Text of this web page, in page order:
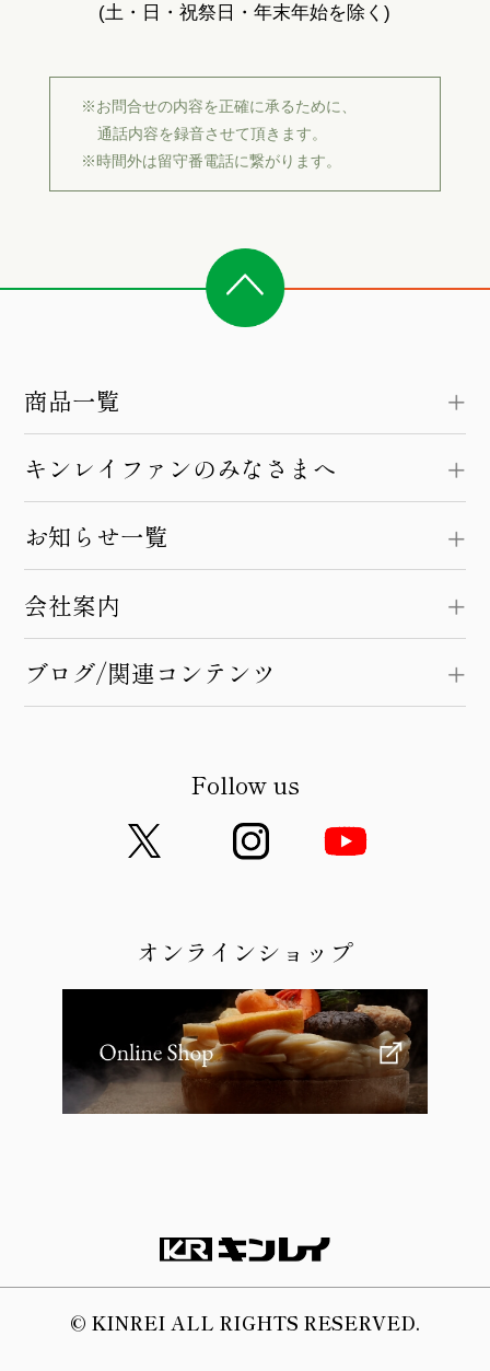
(土・日・祝祭日・年末年始を除く)
※お問合せの内容を正確に承るために、
通話内容を録音させて頂きます。
※時間外は留守番電話に繋がります。
商品一覧
キンレイファンのみなさまへ
お知らせ一覧
会社案内
ブログ/関連コンテンツ
Follow us
オンラインショップ
© KINREI ALL RIGHTS RESERVED.